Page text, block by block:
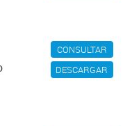
CONSULTAR
DESCARGAR